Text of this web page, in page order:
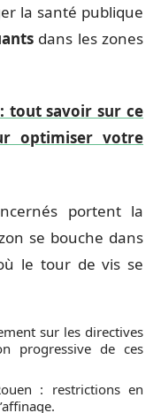
la santé publique
dans les zones
tout savoir sur ce
optimiser votre
portent la
se bouche dans
le tour de vis se
sur les directives
progressive de ces
: restrictions en